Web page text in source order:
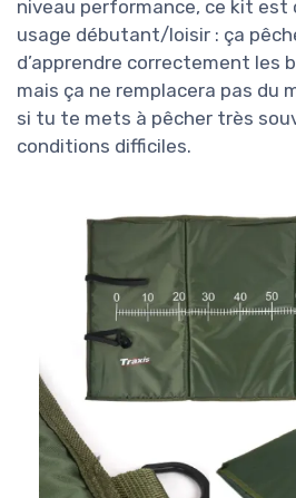
niveau performance, ce kit est
usage débutant/loisir : ça
d’apprendre correctement les
mais ça ne remplacera pas du
si tu te mets à pêcher très
conditions difficiles.